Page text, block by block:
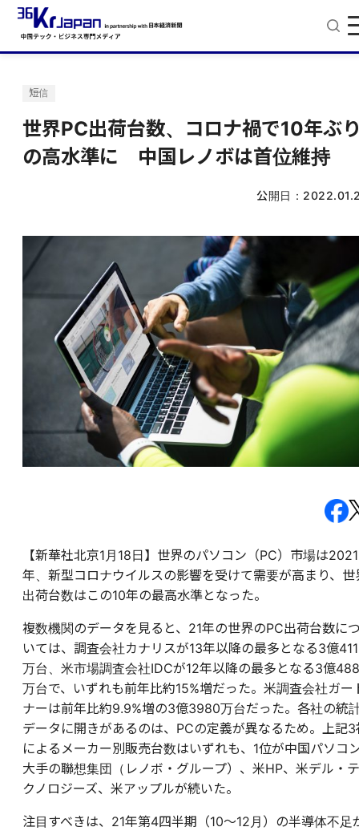
短信
世界PC出荷台数、コロナ禍で10年ぶ
の高水準に 中国レノボは首位維持
公開日：
【新華社北京1月18日】世界のパソコン（PC）市場は2021
年、新型コロナウイルスの影響を受けて需要が高まり、世
出荷台数はこの10年の最高水準となった。
複数機関のデータを見ると、21年の世界のPC出荷台数に
いては、調査会社カナリスが13年以降の最多となる3億411
万台、米市場調査会社IDCが12年以降の最多となる3億
万台で、いずれも前年比約15%増だった。米調査会社ガー
ナーは前年比約9.9%増の3億3980万台だった。各社の統
データに開きがあるのは、PCの定義が異なるため。上記3
によるメーカー別販売台数はいずれも、1位が中国パソコ
大手の聯想集団（レノボ・グループ）、米HP、米デル・テ
クノロジーズ、米アップルが続いた。
注目すべきは、21年第4四半期（10～12月）の半導体不足